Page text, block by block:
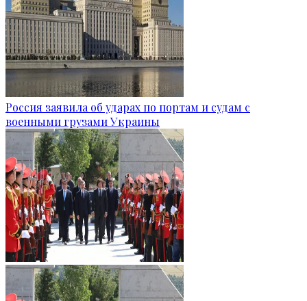
Россия заявила об ударах по портам и судам с
военными грузами Украины